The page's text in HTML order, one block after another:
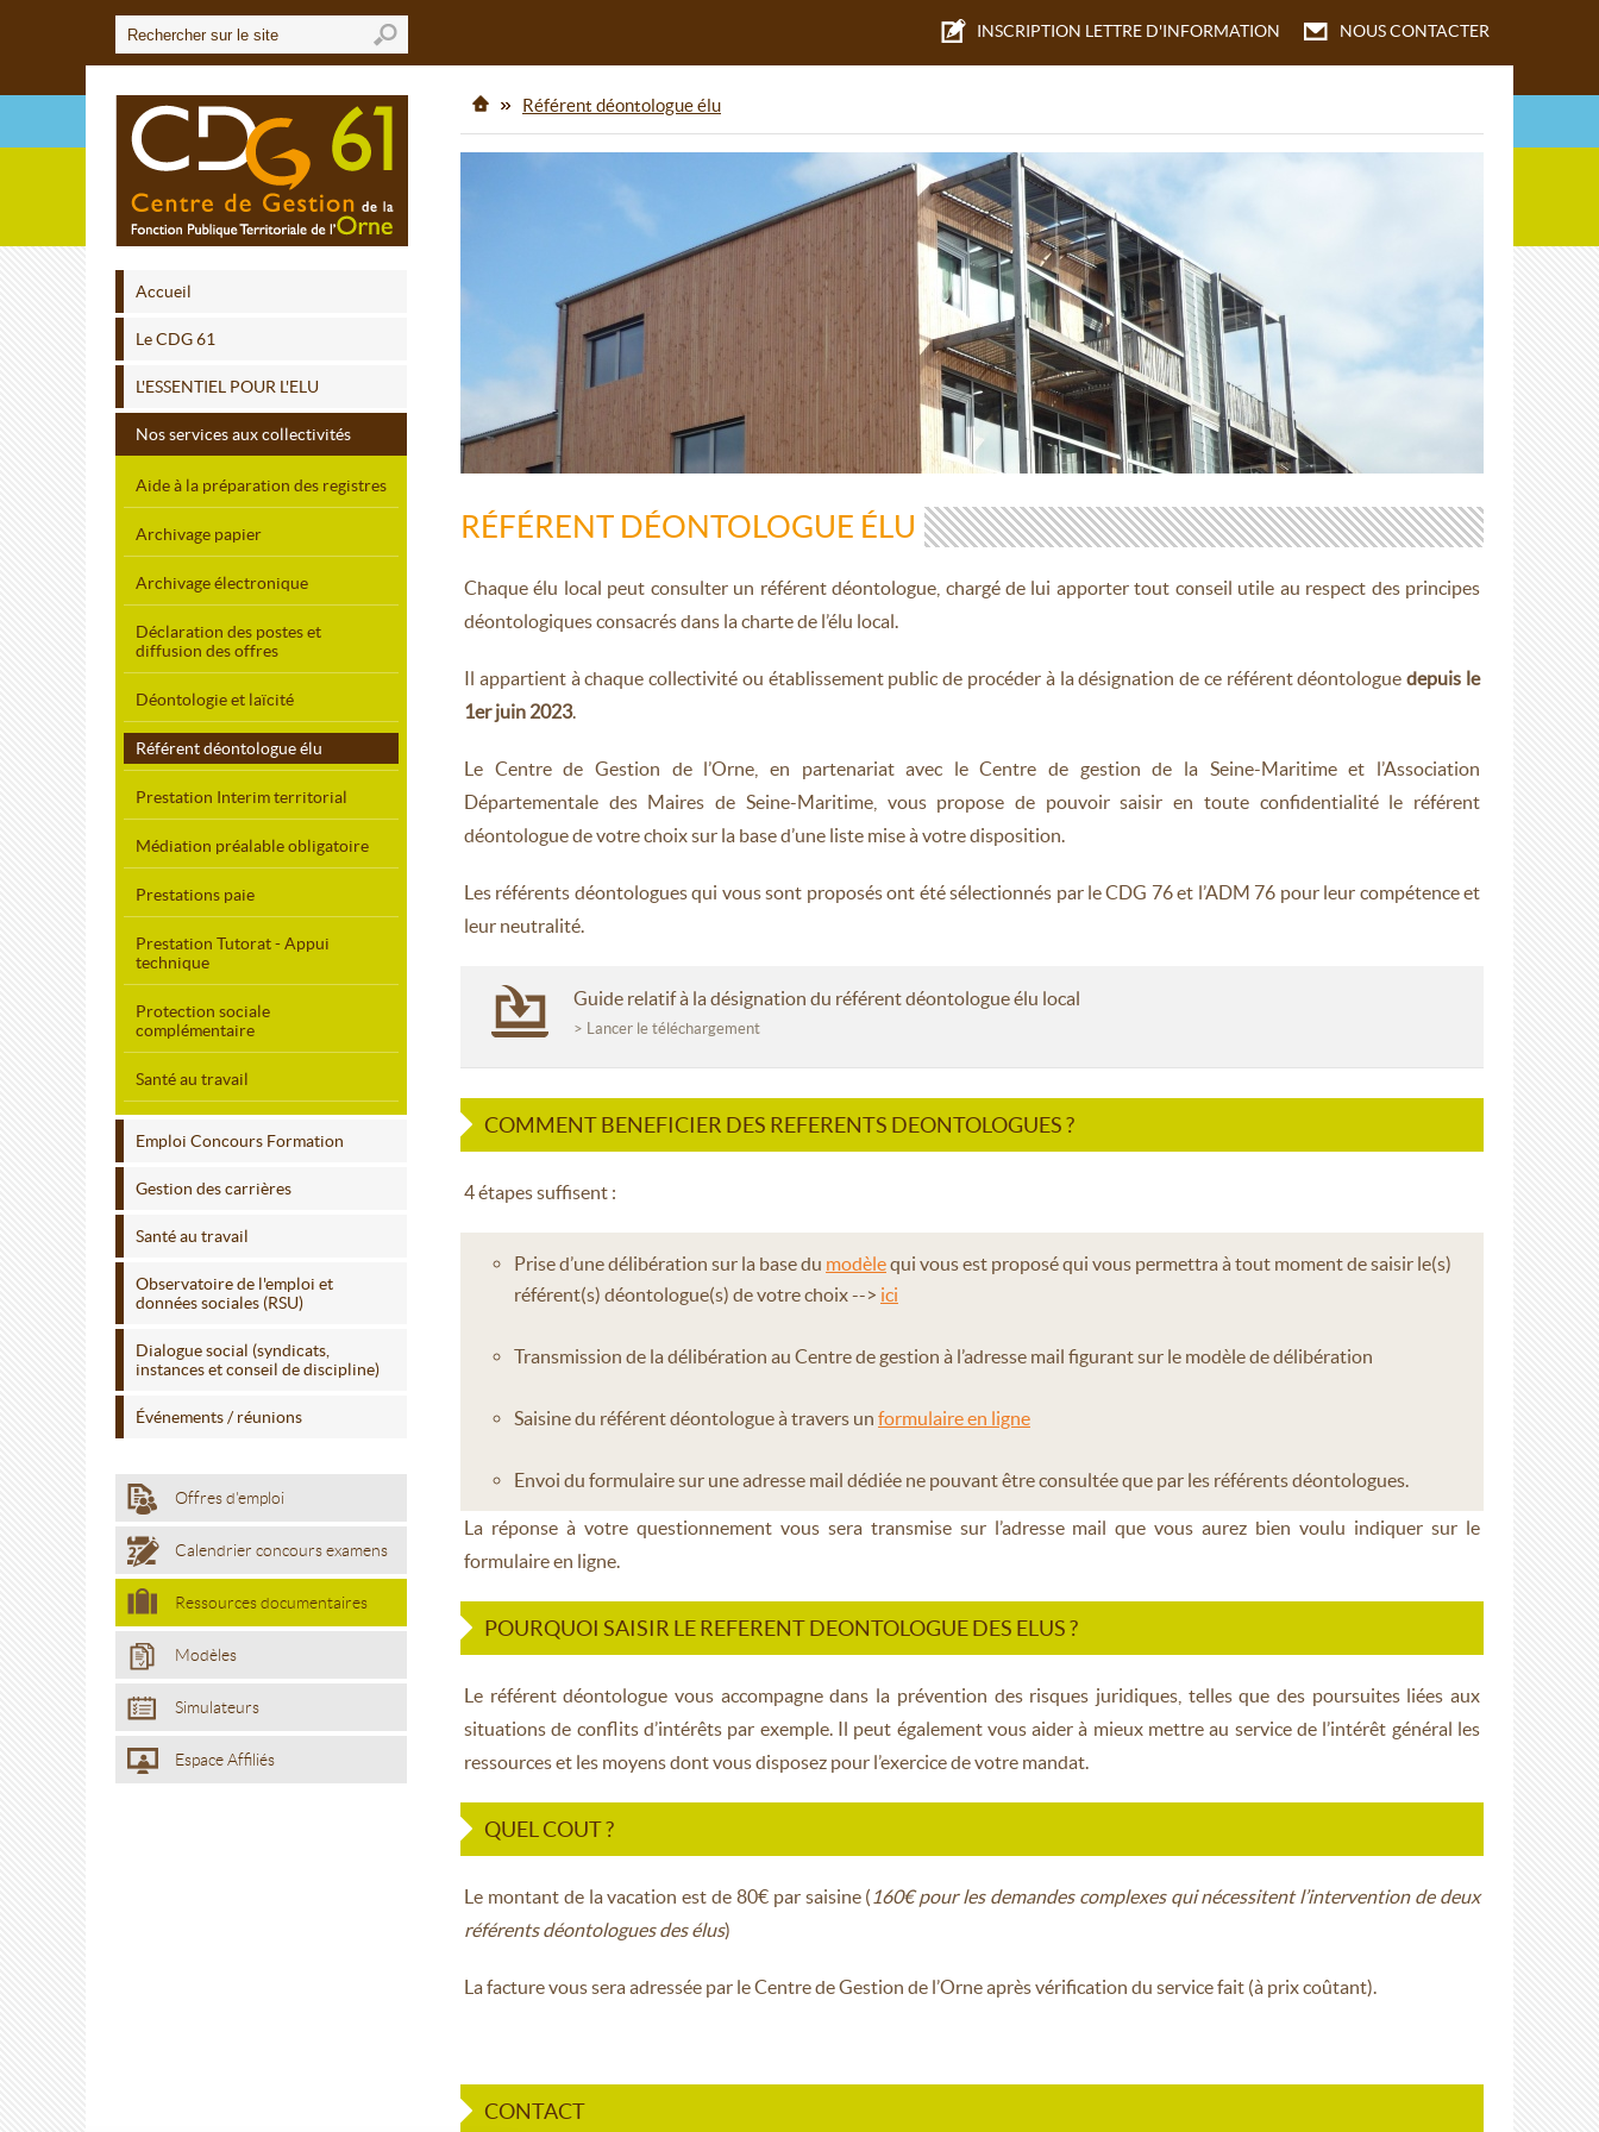
NOUS CONTACTER
INSCRIPTION LETTRE D'INFORMATION
Accueil
Le CDG 61
L'ESSENTIEL POUR L'ELU
Nos services aux collectivités
Aide à la préparation des registres
Archivage papier
Archivage électronique
Déclaration des postes et
diffusion des offres
Déontologie et laïcité
Référent déontologue élu
Prestation Interim territorial
Médiation préalable obligatoire
Prestations paie
Prestation Tutorat - Appui
technique
Protection sociale
complémentaire
Santé au travail
Emploi Concours Formation
Gestion des carrières
Santé au travail
Observatoire de l'emploi et
données sociales (RSU)
Dialogue social (syndicats,
instances et conseil de discipline)
Événements / réunions
Offres d'emploi
Calendrier concours examens
Ressources documentaires
Modèles
Simulateurs
Espace Affiliés
Référent déontologue élu
RÉFÉRENT DÉONTOLOGUE ÉLU
Chaque élu local peut consulter un référent déontologue, chargé de lui apporter tout conseil utile au respect des principes
déontologiques consacrés dans la charte de l’élu local.
Il appartient à chaque collectivité ou établissement public de procéder à la désignation de ce référent déontologuedepuis le
1er juin 2023.
Le Centre de Gestion de l’Orne, en partenariat avec le Centre de gestion de la Seine-Maritime et l’Association
Départementale des Maires de Seine-Maritime, vous propose de pouvoir saisir en toute confidentialité le référent
déontologue de votre choix sur la base d’une liste mise à votre disposition.
Les référents déontologues qui vous sont proposés ont été sélectionnés par le CDG 76 et l’ADM 76 pour leur compétence et
leur neutralité.
Guide relatif à la désignation du référent déontologue élu local
> Lancer le téléchargement
COMMENT BENEFICIER DES REFERENTS DEONTOLOGUES ?
4 étapes suffisent :
Prise d’une délibération sur la base du modèlequi vous est proposé qui vous permettra à tout moment de saisir le(s)
référent(s) déontologue(s) de votre choix --> ici
Transmission de la délibération au Centre de gestion à l’adresse mail figurant sur le modèle de délibération
Saisine du référent déontologue à travers un formulaire en ligne
Envoi du formulaire sur une adresse mail dédiée ne pouvant être consultée que par les référents déontologues.
La réponse à votre questionnement vous sera transmise sur l’adresse mail que vous aurez bien voulu indiquer sur le
formulaire en ligne.
POURQUOI SAISIR LE REFERENT DEONTOLOGUE DES ELUS ?
Le référent déontologue vous accompagne dans la prévention des risques juridiques, telles que des poursuites liées aux
situations de conflits d’intérêts par exemple. Il peut également vous aider à mieux mettre au service de l’intérêt général les
ressources et les moyens dont vous disposez pour l’exercice de votre mandat.
QUEL COUT ?
Le montant de la vacation est de 80€ par saisine ( 160€ pour les demandes complexes qui nécessitent l’intervention de deux
référents déontologues des élus)
La facture vous sera adressée par le Centre de Gestion de l’Orne après vérification du service fait (à prix coûtant).
CONTACT